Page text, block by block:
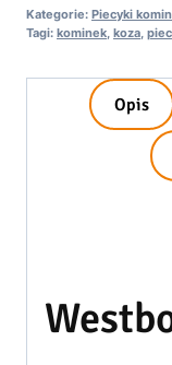
Kategorie: Piecyki
Tagi: kominek, koza,
Opis